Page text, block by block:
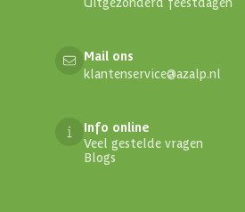
Mail ons
klantenservice@azalp.nl
Info online
Veel gestelde vragen
Blogs